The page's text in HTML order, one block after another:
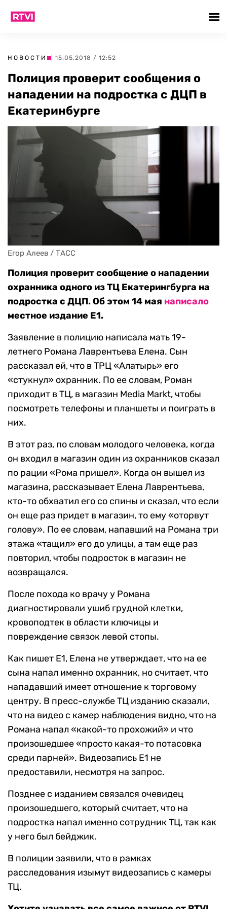
НОВОСТИ | 15.05.2018 / 12:52
Полиция проверит сообщения о
нападении на подростка с ДЦП в
Екатеринбурге
Егор Алеев / ТАСС
Полиция проверит сообщение о нападении
охранника одного из ТЦ Екатерингбурга на
подростка с ДЦП. Об этом 14 мая написало
местное издание E1.
Заявление в полицию написала мать 19-
летнего Романа Лаврентьева Елена. Сын
рассказал ей, что в ТРЦ «Алатырь» его
«стукнул» охранник. По ее словам, Роман
приходит в ТЦ, в магазин Media Markt, чтобы
посмотреть телефоны и планшеты и поиграть в
них.
В этот раз, по словам молодого человека, когда
он входил в магазин один из охранников сказал
по рации «Рома пришел». Когда он вышел из
магазина, рассказывает Елена Лаврентьева,
кто-то обхватил его со спины и сказал, что если
он еще раз придет в магазин, то ему «оторвут
голову». По ее словам, напавший на Романа три
этажа «тащил» его до улицы, а там еще раз
повторил, чтобы подросток в магазин не
возвращался.
После похода ко врачу у Романа
диагностировали ушиб грудной клетки,
кровоподтек в области ключицы и
повреждение связок левой стопы.
Как пишет E1, Елена не утверждает, что на ее
сына напал именно охранник, но считает, что
нападавший имеет отношение к торговому
центру. В пресс-службе ТЦ изданию сказали,
что на видео с камер наблюдения видно, что на
Романа напал «какой-то прохожий» и что
произошедшее «просто какая-то потасовка
среди парней». Видеозапись E1 не
предоставили, несмотря на запрос.
Позднее с изданием связался очевидец
произошедшего, который считает, что на
подростка напал именно сотрудник ТЦ, так как
у него был бейджик.
В полиции заявили, что в рамках
расследования изымут видеозапись с камеры
ТЦ.